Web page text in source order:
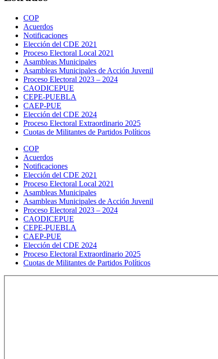
COP
Acuerdos
Notificaciones
Elección del CDE 2021
Proceso Electoral Local 2021
Asambleas Municipales
Asambleas Municipales de Acción Juvenil
Proceso Electoral 2023 – 2024
CAODICEPUE
CEPE-PUEBLA
CAEP-PUE
Elección del CDE 2024
Proceso Electoral Extraordinario 2025
Cuotas de Militantes de Partidos Políticos
COP
Acuerdos
Notificaciones
Elección del CDE 2021
Proceso Electoral Local 2021
Asambleas Municipales
Asambleas Municipales de Acción Juvenil
Proceso Electoral 2023 – 2024
CAODICEPUE
CEPE-PUEBLA
CAEP-PUE
Elección del CDE 2024
Proceso Electoral Extraordinario 2025
Cuotas de Militantes de Partidos Políticos